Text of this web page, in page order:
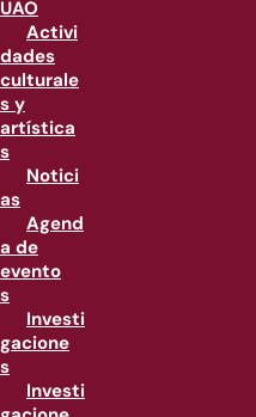
UAO
Activi
dades
culturale
s y
artística
s
Notici
as
Agend
a de
evento
s
Investi
gacione
s
Investi